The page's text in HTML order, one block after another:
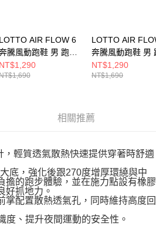
LOTTO AIR FLOW 6
騰風動跑鞋 男 跑步
鞋 鈷藍/綠
NT$1,290
LOTTO AIR
奔騰風動跑鞋 男
鞋 軍綠/黑
LT5AMR9725
NT$1,290
NT$1,690
相關推薦
，輕質透氣散熱快速提供穿著時舒適
底，強化後跟270度增厚環繞與中
擔的跑步體驗，並在施力點設有橡膠
好抓地力。
掌配置散熱透氣孔，同時維持高度回
度、提升夜間運動的安全性。